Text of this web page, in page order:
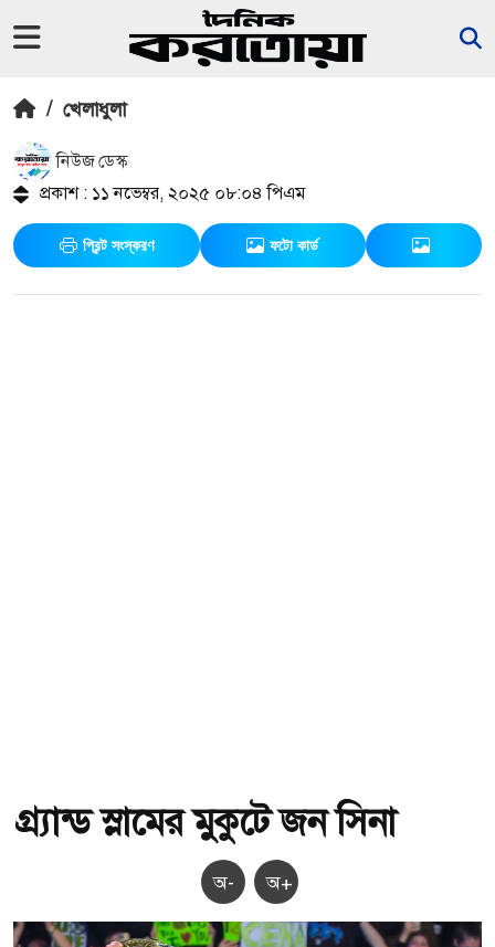
/ খেলাধুলা
নিউজ ডেস্ক
প্রকাশ : ১১ নভেম্বর, ২০২৫ ০৮:০৪ পিএম
প্রিন্ট সংস্করণ ফটো কার্ড
গ্র্যান্ড স্লামের মুকুটে জন সিনা
অ- অ+